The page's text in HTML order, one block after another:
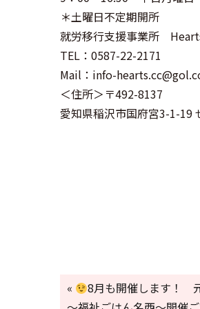
＊土曜日不定期開所
就労移行支援事業所
TEL：0587-22-2171
Mail：info-
＜住所＞〒492-8137
愛知県稲沢市国府宮3-1-19
« 8月も開催します！